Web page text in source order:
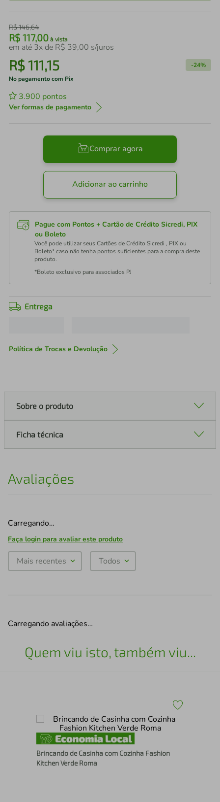
R$146,64
R$ 117,00 à vista
em até 3x de R$ 39,00 s/juros
R$111,15 -24%
No pagamento com Pix
3.900 pontos
Ver formas de pagamento
Comprar agora
Adicionar ao carrinho
Pague com Pontos + Cartão de Crédito Sicredi, PIX
ou Boleto
Você pode utilizar seus Cartões de Crédito Sicredi , PIX ou
Boleto* caso não tenha pontos suficientes para a compra deste
produto.
*Boleto exclusivo para associados PJ
Entrega
Política de Trocas e Devolução
Sobre o produto
Ficha técnica
Avaliações
Carregando…
Faça login para avaliar este produto
Mais recentes Todos
Carregando avaliações…
Quem viu isto, também viu...
Brincando de Casinha com Cozinha Fashion
Kitchen Verde Roma